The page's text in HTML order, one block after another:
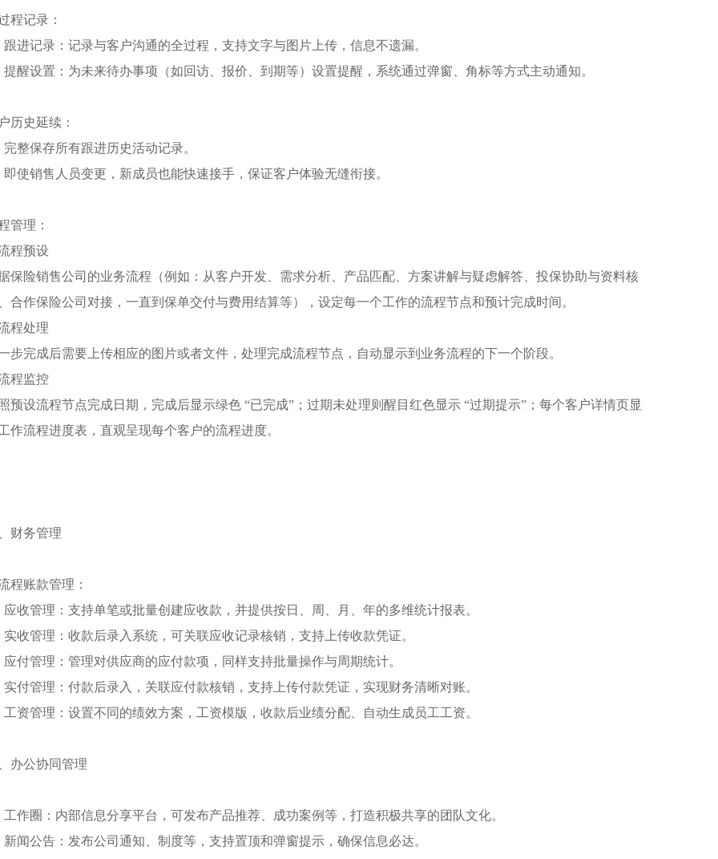
程记录：
跟进记录：记录与客户沟通的全过程，支持文字与图片上传，信息不遗漏。
提醒设置：为未来待办事项（如回访、报价、到期等）设置提醒，系统通过弹窗、角标等方式主动通知。
历史延续：
完整保存所有跟进历史活动记录。
即使销售人员变更，新成员也能快速接手，保证客户体验无缝衔接。
管理：
程预设​
保险销售公司的业务流程（例如：从客户开发、需求分析、产品匹配、方案讲解与疑虑解答、投保协助与资料核
合作保险公司对接，一直到保单交付与费用结算等），设定每一个工作的流程节点和预计完成时间。​
程处理​
步完成后需要上传相应的图片或者文件，处理完成流程节点，自动显示到业务流程的下一个阶段。​
程监控​
预设流程节点完成日期，完成后显示绿色 “已完成”；过期未处理则醒目红色显示 “过期提示”；每个客户详情页显
作流程进度表，直观呈现每个客户的流程进度。
财务管理
程账款管理：
应收管理：支持单笔或批量创建应收款，并提供按日、周、月、年的多维统计报表。
实收管理：收款后录入系统，可关联应收记录核销，支持上传收款凭证。
应付管理：管理对供应商的应付款项，同样支持批量操作与周期统计。
实付管理：付款后录入，关联应付款核销，支持上传付款凭证，实现财务清晰对账。
工资管理：设置不同的绩效方案，工资模版，收款后业绩分配、自动生成员工工资。
办公协同管理
工作圈：内部信息分享平台，可发布产品推荐、成功案例等，打造积极共享的团队文化。
新闻公告：发布公司通知、制度等，支持置顶和弹窗提示，确保信息必达。